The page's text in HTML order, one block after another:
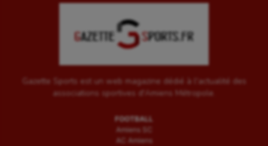
Gazette Sports est un web magazine dédié à l'actualité des
associations sportives d'Amiens Métropole.
FOOTBALL
Amiens SC
AC Amiens